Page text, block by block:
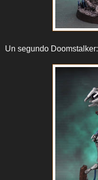
Un segundo Doomstalker: